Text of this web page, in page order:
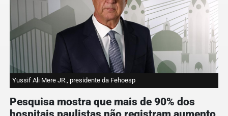
Yussif Ali Mere JR., presidente da Fehoesp
Pesquisa mostra que mais de 90% dos